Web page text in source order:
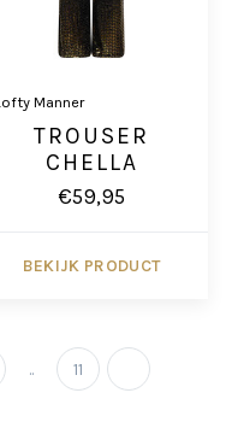
Manner
TROUSER
CHELLA
€59,95
BEKIJK PRODUCT
.. 11